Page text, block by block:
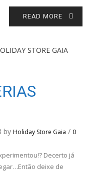
READ MORE
by Holiday Store Gaia / 0
Decerto já
deixe de